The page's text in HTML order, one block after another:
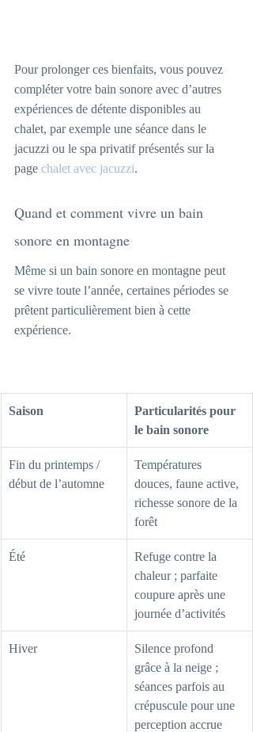
Pour prolonger ces bienfaits, vous pouvez
compléter votre bain sonore avec d’autres
expériences de détente disponibles au
chalet, par exemple une séance dans le
jacuzzi ou le spa privatif présentés sur la
page chalet avec jacuzzi.
Quand et comment vivre un bain
sonore en montagne
Même si un bain sonore en montagne peut
se vivre toute l’année, certaines périodes se
prêtent particulièrement bien à cette
expérience.
Saison
Particularités pour
le bain sonore
Fin du printemps /
début de l’automne
Températures
douces, faune active,
richesse sonore de la
forêt
Été
Refuge contre la
chaleur ; parfaite
coupure après une
journée d’activités
Hiver
Silence profond
grâce à la neige ;
séances parfois au
crépuscule pour une
perception accrue